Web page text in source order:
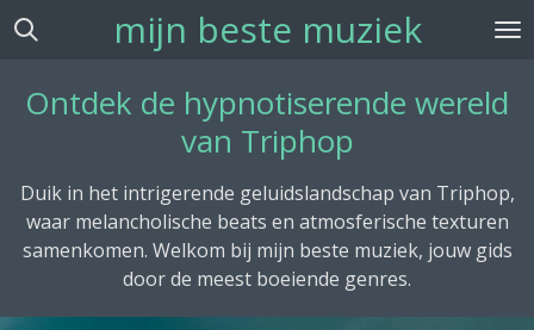
Ga
de
mijn beste muziek
Ontdek de hypnotiserende wereld
van Triphop
Duik in het intrigerende geluidslandschap van Triphop,
waar melancholische beats en atmosferische texturen
samenkomen. Welkom bij mijn beste muziek, jouw gids
door de meest boeiende genres.